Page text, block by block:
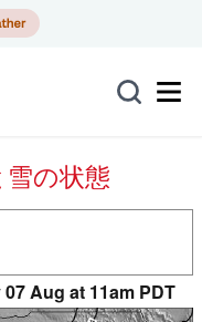
雪の状態
Aug at 11am PDT